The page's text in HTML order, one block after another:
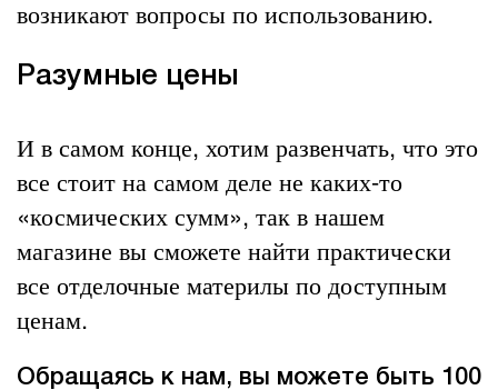
возникают вопросы по использованию.
Разумные цены
И в самом конце, хотим развенчать, что это
все стоит на самом деле не каких-то
«космических сумм», так в нашем
магазине вы сможете найти практически
все отделочные материлы по доступным
ценам.
Обращаясь к нам, вы можете быть 100